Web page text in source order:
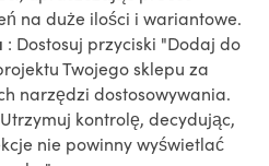
na duże ilości i wariantowe.
: Dostosuj przyciski "Dodaj do
Twojego sklepu za
narzędzi dostosowywania.
kontrolę, decydując,
nie powinny wyświetlać